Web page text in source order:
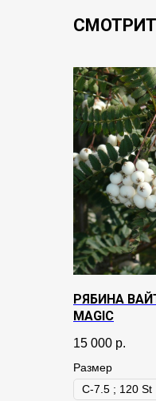
РЯБИНА
MAGIC
15 000 р.
Размер